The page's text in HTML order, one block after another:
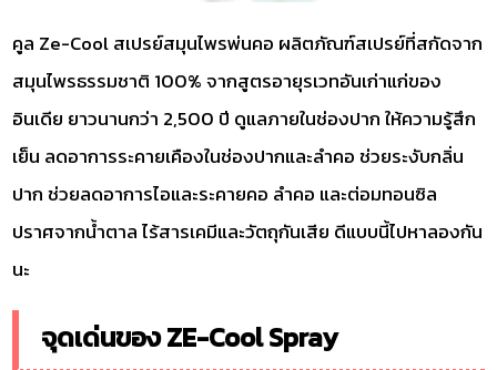
คูล Ze-Cool สเปรย์สมุนไพรพ่นคอ ผลิตภัณฑ์สเปรย์ที่สกัดจาก
สมุนไพรธรรมชาติ 100% จากสูตรอายุรเวทอันเก่าแก่ของ
อินเดีย ยาวนานกว่า 2,500 ปี ดูแลภายในช่องปาก ให้ความรู้สึก
เย็น ลดอาการระคายเคืองในช่องปากและลำคอ ช่วยระงับกลิ่น
ปาก ช่วยลดอาการไอและระคายคอ ลำคอ และต่อมทอนซิล
ปราศจากน้ำตาล ไร้สารเคมีและวัตถุกันเสีย ดีแบบนี้ไปหาลองกัน
นะ
จุดเด่นของ ZE-Cool Spray